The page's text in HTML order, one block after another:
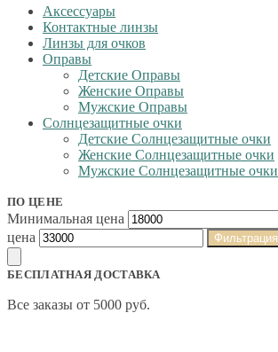
Аксессуары
Контактные линзы
Линзы для очков
Оправы
Детские Оправы
Женские Оправы
Мужские Оправы
Солнцезащитные очки
Детские Солнцезащитные очки
Женские Солнцезащитные очки
Мужские Солнцезащитные очки
ПО ЦЕНЕ
Минимальная цена
цена
Фильтрация
БЕСПЛАТНАЯ ДОСТАВКА
Все заказы от 5000 руб.